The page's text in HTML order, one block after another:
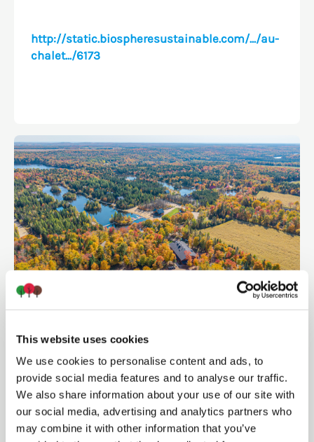
This website uses cookies
We use cookies to personalise content and ads, to
provide social media features and to analyse our traffic.
We also share information about your use of our site with
our social media, advertising and analytics partners who
may combine it with other information that you’ve
http://static.biospheresustainable.com/.../au-
chalet.../6173
POUR UN AVENIR DURABLE
Au Chalet en Bois Rond, notre engagement
envers la nature va bien au-delà de nos
paysages enchanteurs. Chaque jour, nous
posons des gestes simples mais significatifs
L'ÉTÉ EN GRAND